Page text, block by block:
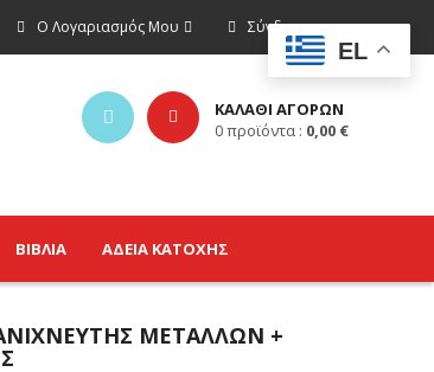
Σύνδεση
Ο Λογαριασμός Μου
ΚΑΛΑΘΙ ΑΓΟΡΩΝ
0προϊόντα : 0,00 €
ΒΙΒΛΊΑ ΑΔΕΙΑ ΚΑΤΟΧΗΣ
ΑΝΙΧΝΕΥΤΗΣ ΜΕΤΑΛΛΩΝ +
EL